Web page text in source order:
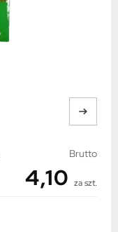
Brutto
4,10 za szt.